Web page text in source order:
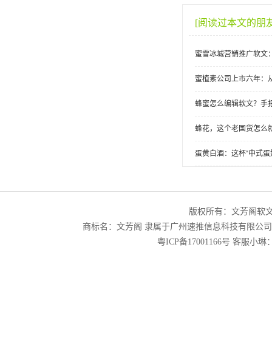
[阅读过本文的朋
蜜雪冰城营销推广软文
蜜植素公司上市六年：
蜂蜜怎么编辑软文？手
蜂花，这个老国货怎么
蛋黄白酒：这杯“中式
版权所有：文芳阁软
商标名：文芳阁 隶属于广州速推信息科技有限公
粤ICP备17001166号 客服小琳